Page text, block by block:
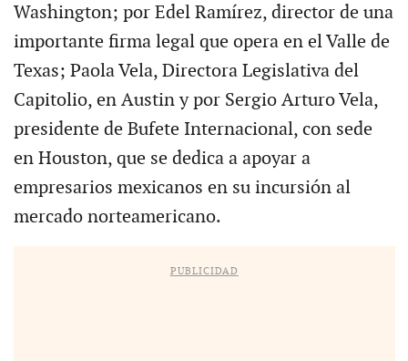
Washington; por Edel Ramírez, director de una
importante firma legal que opera en el Valle de
Texas; Paola Vela, Directora Legislativa del
Capitolio, en Austin y por Sergio Arturo Vela,
presidente de Bufete Internacional, con sede
en Houston, que se dedica a apoyar a
empresarios mexicanos en su incursión al
mercado norteamericano.
PUBLICIDAD